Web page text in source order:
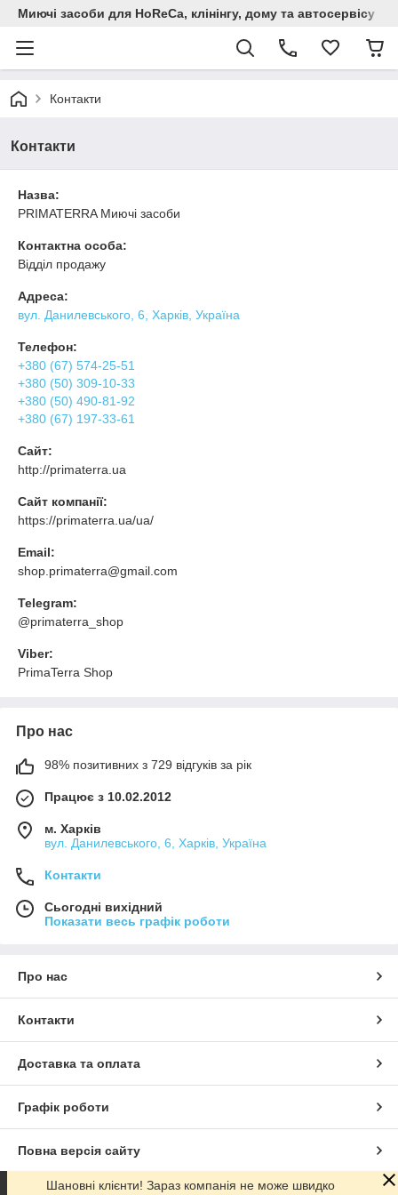
Миючi засоби для HoReCa, клінінгу, дому та автосервiсу
Контакти
Контакти
Назва:
PRIMATERRA Миючі засоби
Контактна особа:
Відділ продажу
Адреса:
вул. Данилевського, 6, Харків, Україна
Телефон:
+380 (67) 574-25-51
+380 (50) 309-10-33
+380 (50) 490-81-92
+380 (67) 197-33-61
Сайт:
http://primaterra.ua
Сайт компанії:
https://primaterra.ua/ua/
Email:
shop.primaterra@gmail.com
Telegram:
@primaterra_shop
Viber:
PrimaTerra Shop
Про нас
98% позитивних з 729 відгуків за рік
Працює з 10.02.2012
м. Харків
вул. Данилевського, 6, Харків, Україна
Контакти
Сьогодні вихідний
Показати весь графік роботи
Про нас
Контакти
Доставка та оплата
Графік роботи
Повна версія сайту
Шановні клієнти! Зараз компанія не може швидко